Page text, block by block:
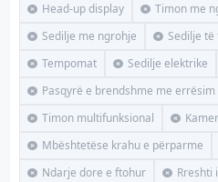
Head-up display
Timon me
Sedilje me ngrohje
Sedilje të
Tempomat
Sedilje elektrike
Pasqyrë e brendshme me
Timon multifunksional
Mbështetëse krahu e përparme
Ndarje dore e ftohur
Rreshti